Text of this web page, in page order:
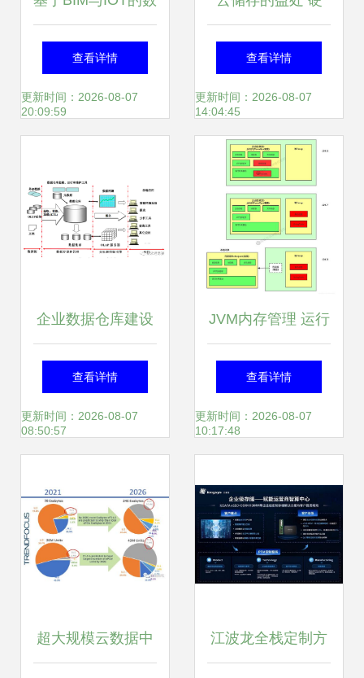
据交互方案
查看详情
更新时间：2026-08-07
20:09:59
件、大数据与云计
算的完美融合
查看详情
更新时间：2026-08-07
14:04:45
企业数据仓库建设
的设计(一) 数据处
理和存储服务
查看详情
更新时间：2026-08-07
08:50:57
JVM内存管理 运行
时数据区域与数据
处理存储服务
查看详情
更新时间：2026-08-07
10:17:48
超大规模云数据中 江波龙全栈定制方